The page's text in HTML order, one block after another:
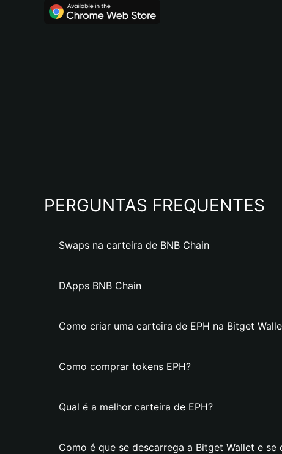
PERGUNTAS FREQUENTES
Swaps na carteira de BNB Chain
DApps BNB Chain
Como criar uma carteira de EPH na Bitget
Como comprar tokens EPH?
Qual é a melhor carteira de EPH?
Como é que se descarrega a Bitget Wallet e se